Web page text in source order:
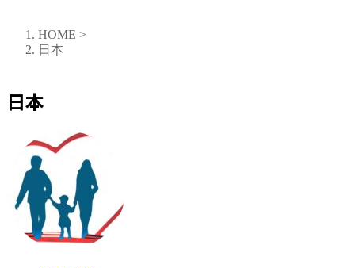
HOME >
日本
日本